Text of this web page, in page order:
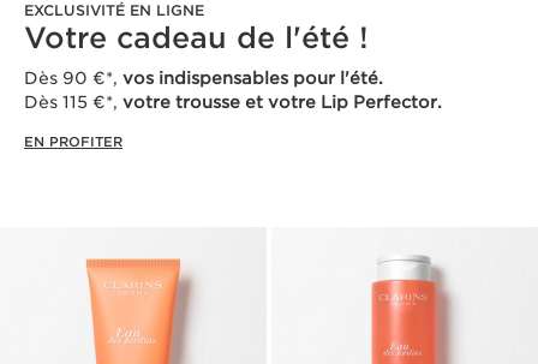
EXCLUSIVITÉ EN LIGNE
Votre cadeau de l'été !
Dès 90 €*, vos indispensables pour l'été.
Dès 115 €*, votre trousse et votre Lip Perfector.
EN PROFITER